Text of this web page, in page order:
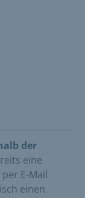
der
eine
E-Mail
einen